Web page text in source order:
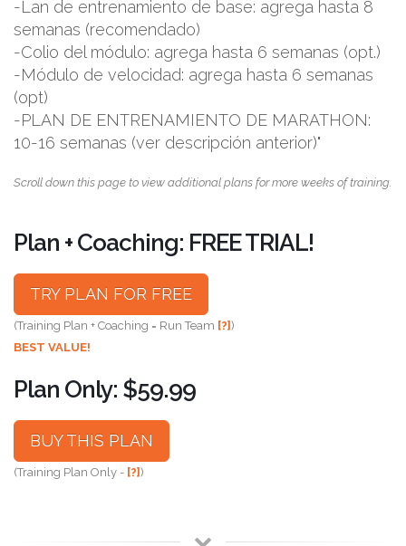
-Lan de entrenamiento de base: agrega hasta 8
semanas (recomendado)
-Colio del módulo: agrega hasta 6 semanas (opt.)
-Módulo de velocidad: agrega hasta 6 semanas
(opt)
-PLAN DE ENTRENAMIENTO DE MARATHON:
10-16 semanas (ver descripción anterior)"
Scroll down this page to view additional plans for more weeks of training.
Plan + Coaching: FREE TRIAL!
TRY PLAN FOR FREE
(Training Plan + Coaching = Run Team [?])
BEST VALUE!
Plan Only: $59.99
BUY THIS PLAN
(Training Plan Only - [?])